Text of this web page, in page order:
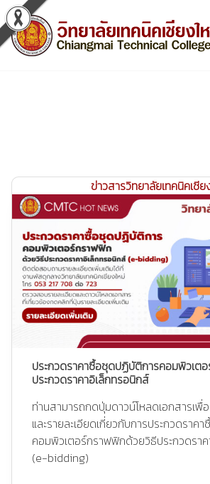
Skip
to
content
ข่าวสารวิทยาลัยเทคนิคเชีย
ประกวดราคาซื้อชุดปฏิบัติการคอมพิวเต
ประกวดราคาอิเล็กทรอนิกส์
ท่านสามารถกดปุ่มดาวน์โหลดเอกสารเ
และรายละเอียดเกี่ยวกับการประกวดราค
คอมพิวเตอร์กราฟฟิกด้วยวิธีประกวดรา
(e-bidding)